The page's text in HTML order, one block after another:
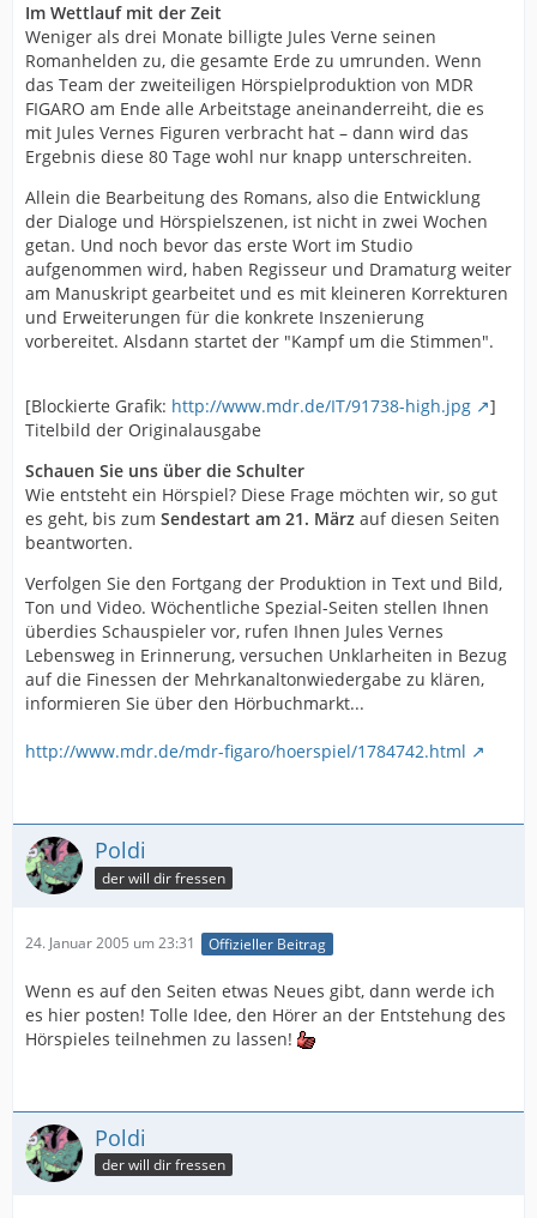
Im Wettlauf mit der Zeit
Weniger als drei Monate billigte Jules Verne seinen
Romanhelden zu, die gesamte Erde zu umrunden. Wenn
das Team der zweiteiligen Hörspielproduktion von MDR
FIGARO am Ende alle Arbeitstage aneinanderreiht, die es
mit Jules Vernes Figuren verbracht hat – dann wird das
Ergebnis diese 80 Tage wohl nur knapp unterschreiten.
Allein die Bearbeitung des Romans, also die Entwicklung
der Dialoge und Hörspielszenen, ist nicht in zwei Wochen
getan. Und noch bevor das erste Wort im Studio
aufgenommen wird, haben Regisseur und Dramaturg weiter
am Manuskript gearbeitet und es mit kleineren Korrekturen
und Erweiterungen für die konkrete Inszenierung
vorbereitet. Alsdann startet der "Kampf um die Stimmen".
[Blockierte Grafik: http://www.mdr.de/IT/91738-high.jpg
]
Titelbild der Originalausgabe
Schauen Sie uns über die Schulter
Wie entsteht ein Hörspiel? Diese Frage möchten wir, so gut
es geht, bis zum Sendestart am 21. März auf diesen Seiten
beantworten.
Verfolgen Sie den Fortgang der Produktion in Text und Bild,
Ton und Video. Wöchentliche Spezial-Seiten stellen Ihnen
überdies Schauspieler vor, rufen Ihnen Jules Vernes
Lebensweg in Erinnerung, versuchen Unklarheiten in Bezug
auf die Finessen der Mehrkanaltonwiedergabe zu klären,
informieren Sie über den Hörbuchmarkt...
http://www.mdr.de/mdr-figaro/hoerspiel/1784742.html
Poldi
der will dir fressen
24. Januar 2005 um 23:31 Offizieller Beitrag
Wenn es auf den Seiten etwas Neues gibt, dann werde ich
es hier posten! Tolle Idee, den Hörer an der Entstehung des
Hörspieles teilnehmen zu lassen!
Poldi
der will dir fressen